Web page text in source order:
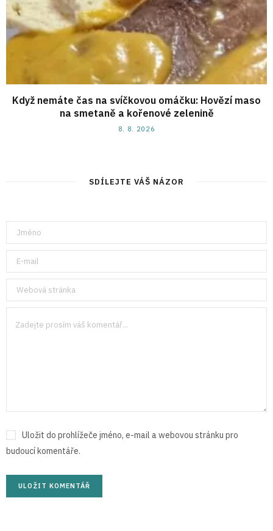
Když nemáte čas na svíčkovou omáčku: Hovězí maso
na smetaně a kořenové zelenině
8. 8. 2026
SDÍLEJTE VÁŠ NÁZOR
Uložit do prohlížeče jméno, e-mail a webovou stránku pro
budoucí komentáře.